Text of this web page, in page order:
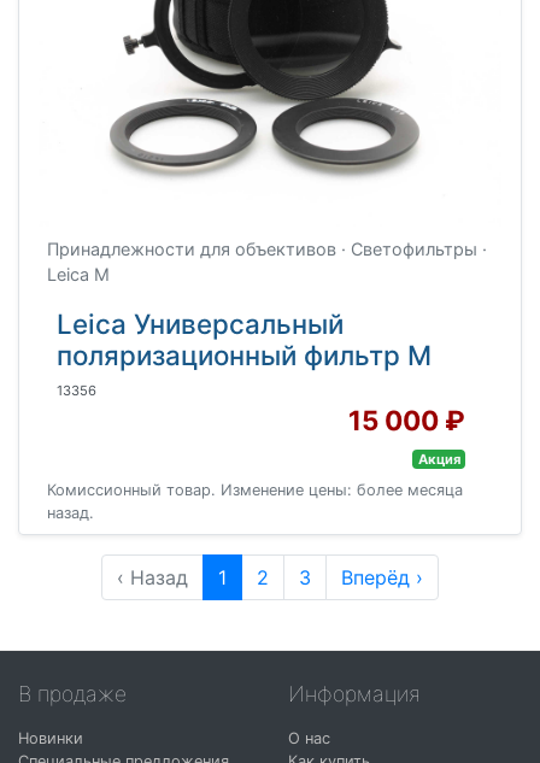
Принадлежности для объективов · Светофильтры ·
Leica M
Leica Универсальный
поляризационный фильтр M
13356
15 000 ₽
Акция
Комиссионный товар. Изменение цены: более месяца
назад.
‹ Назад 1 2 3 Вперёд ›
В продаже
Новинки
Информация
О нас